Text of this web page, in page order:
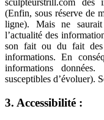
sculpteurstrill.com des
(Enfin, sous réserve de
ligne). Mais ne
l’actualité des
son fait ou du fait des
informations. En
informations
susceptibles d’évoluer).
3. Accessibilité :